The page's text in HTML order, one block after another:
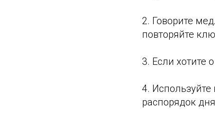
2. Говорите
повторяйте
3. Если хотите
4.
распорядок